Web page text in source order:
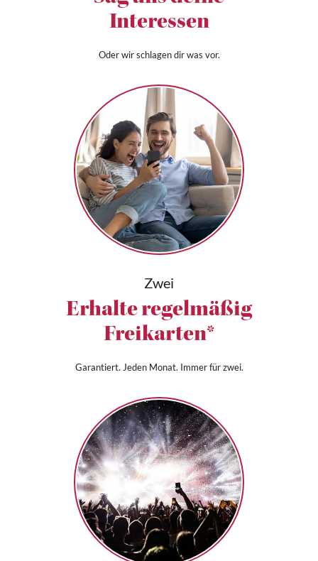
Interessen
Oder wir schlagen dir was vor.
Zwei
Erhalte regelmäßig
Freikarten*
Garantiert. Jeden Monat. Immer für zwei.